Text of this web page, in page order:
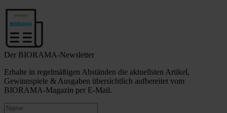
Der BIORAMA-Newsletter
Erhalte in regelmäßigen Abständen die aktuellsten Artikel,
Gewinnspiele & Ausgaben übersichtlich aufbereitet vom
BIORAMA-Magazin per E-Mail.